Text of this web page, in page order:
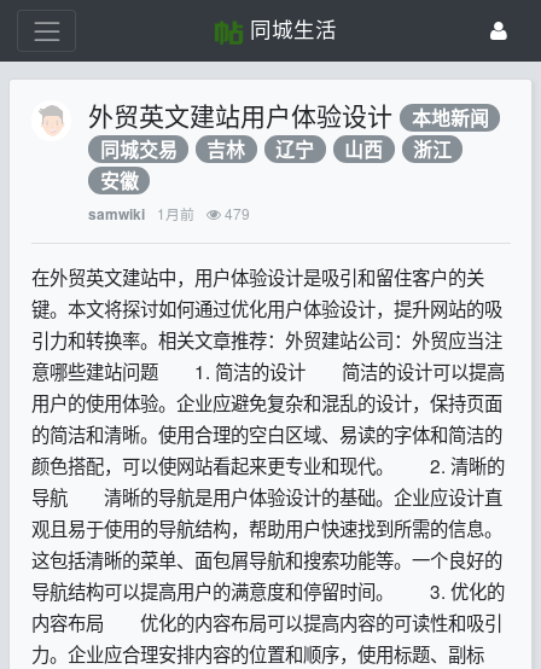
同城生活
外贸英文建站用户体验设计 本地新闻
同城交易
吉林 辽宁 山西
浙江
安徽
samwiki 1月前 479
在外贸英文建站中，用户体验设计是吸引和留住客户的关
键。本文将探讨如何通过优化用户体验设计，提升网站的吸
引力和转换率。相关文章推荐：外贸建站公司：外贸应当注
意哪些建站问题 1. 简洁的设计 简洁的设计可以提高
用户的使用体验。企业应避免复杂和混乱的设计，保持页面
的简洁和清晰。使用合理的空白区域、易读的字体和简洁的
颜色搭配，可以使网站看起来更专业和现代。 2. 清晰的
导航 清晰的导航是用户体验设计的基础。企业应设计直
观且易于使用的导航结构，帮助用户快速找到所需的信息。
这包括清晰的菜单、面包屑导航和搜索功能等。一个良好的
导航结构可以提高用户的满意度和停留时间。 3. 优化的
内容布局 优化的内容布局可以提高内容的可读性和吸引
力。企业应合理安排内容的位置和顺序，使用标题、副标